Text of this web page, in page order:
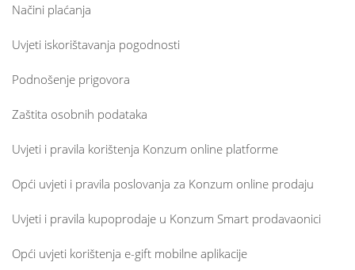
Načini plaćanja
Uvjeti iskorištavanja pogodnosti
Podnošenje prigovora
Zaštita osobnih podataka
Uvjeti i pravila korištenja Konzum online platforme
Opći uvjeti i pravila poslovanja za Konzum online prodaju
Uvjeti i pravila kupoprodaje u Konzum Smart prodavaonici
Opći uvjeti korištenja e-gift mobilne aplikacije